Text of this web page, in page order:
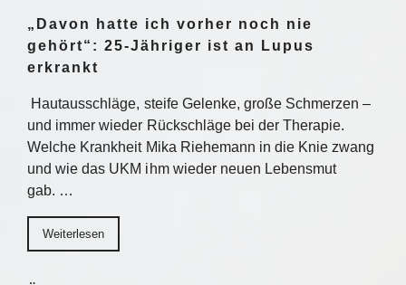
„Davon hatte ich vorher noch nie
gehört“: 25-Jähriger ist an Lupus
erkrankt
Hautausschläge, steife Gelenke, große Schmerzen –
und immer wieder Rückschläge bei der Therapie.
Welche Krankheit Mika Riehemann in die Knie zwang
und wie das UKM ihm wieder neuen Lebensmut
gab. …
Weiterlesen